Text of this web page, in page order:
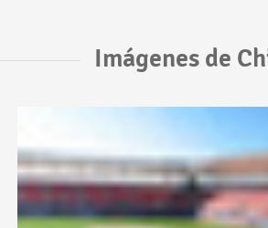
Imágenes de